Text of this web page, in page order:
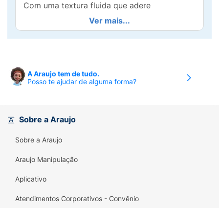
Com uma textura fluida que adere
perfeitamente ao rosto, esta base garante
que a maquiagem não craquele ao longo do
dia. É a escolha ideal para criar visuais
acabamento radiante e de alta durabilidade.
Se você deseja uma pele com aparência
saúde e frescor imediato.
Cobertura Média Construível:
Ver mais...
A Araujo tem de tudo.
Posso te ajudar de alguma forma?
Sobre a Araujo
Sobre a Araujo
Araujo Manipulação
Aplicativo
Atendimentos Corporativos - Convênio